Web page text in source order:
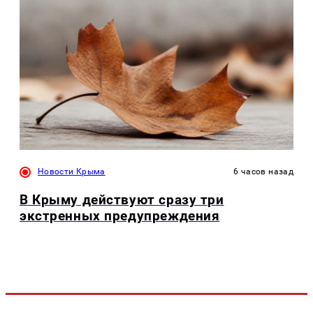
Новости Крыма 6 часов назад
В Крыму действуют сразу три
экстренных предупреждения